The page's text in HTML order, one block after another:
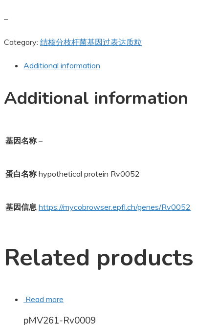
–
Category: 结核分枝杆菌基因过表达质粒
Additional information
Additional information
基因名称 –
蛋白名称 hypothetical protein Rv0052
基因信息 https://mycobrowser.epfl.ch/genes/Rv0052
Related products
Read more
pMV261-Rv0009